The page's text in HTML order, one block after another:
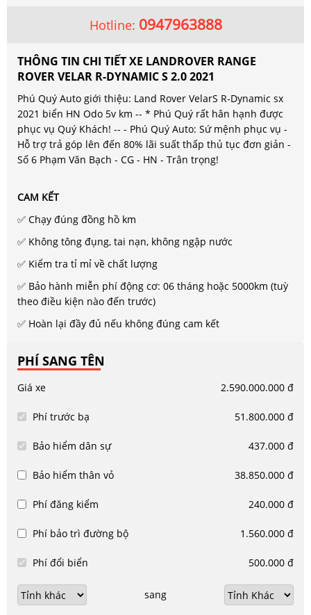
Hotline: 0947963888
THÔNG TIN CHI TIẾT XE LANDROVER RANGE
ROVER VELAR R-DYNAMIC S 2.0 2021
Phú Quý Auto giới thiệu: Land Rover VelarS R-Dynamic sx
2021 biển HN Odo 5v km -- * Phú Quý rất hân hạnh được
phục vụ Quý Khách! -- - Phú Quý Auto: Sứ mệnh phục vụ -
Hỗ trợ trả góp lên đến 80% lãi suất thấp thủ tục đơn giản -
Số 6 Phạm Văn Bạch - CG - HN - Trân trọng!
CAM KẾT
✅ Chạy đúng đồng hồ km
✅ Không tông đụng, tai nạn, không ngập nước
✅ Kiểm tra tỉ mỉ về chất lượng
✅ Bảo hành miễn phí động cơ: 06 tháng hoặc 5000km (tuỳ
theo điều kiện nào đến trước)
✅ Hoàn lại đầy đủ nếu không đúng cam kết
PHÍ SANG TÊN
Giá xe 2.590.000.000 đ
Phí trước bạ 51.800.000 đ
Bảo hiểm dân sự 437.000 đ
Bảo hiểm thân vỏ 38.850.000 đ
Phí đăng kiểm 240.000 đ
Phí bảo trì đường bộ 1.560.000 đ
Phí đổi biển 500.000 đ
sang